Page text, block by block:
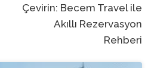
Çevirin: Becem Travel ile
Akıllı Rezervasyon
Rehberi